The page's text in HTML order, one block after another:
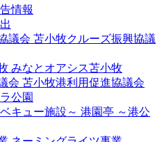
情報
苫小牧クルーズ振興協議
みなとオアシス苫小牧
苫小牧港利用促進協議会
公園
港園亭 ～港公